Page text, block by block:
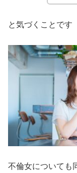
と気づくことです
不倫女についても